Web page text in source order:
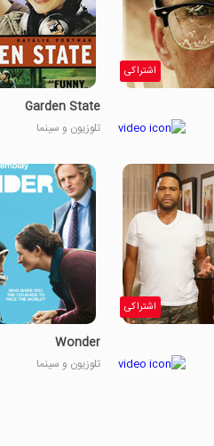
اشتراکی
Garden State
تلوزیون و سینما
اشتراکی
Wonder
تلوزیون و سینما